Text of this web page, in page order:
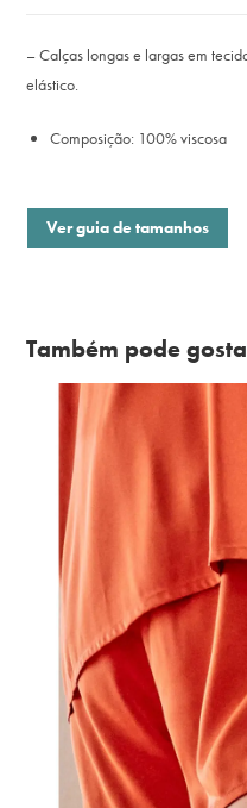
– Calças longas e largas em
elástico.
Composição: 100% viscosa
Ver guia de tamanhos
Também pode